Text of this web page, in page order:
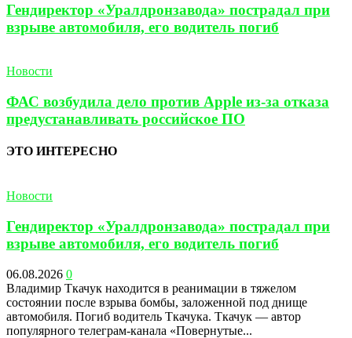
Гендиректор «Уралдронзавода» пострадал при
взрыве автомобиля, его водитель погиб
Новости
ФАС возбудила дело против Apple из-за отказа
предустанавливать российское ПО
ЭТО ИНТЕРЕСНО
Новости
Гендиректор «Уралдронзавода» пострадал при
взрыве автомобиля, его водитель погиб
06.08.2026 0
Владимир Ткачук находится в реанимации в тяжелом
состоянии после взрыва бомбы, заложенной под днище
автомобиля. Погиб водитель Ткачука. Ткачук — автор
популярного телеграм-канала «Повернутые...